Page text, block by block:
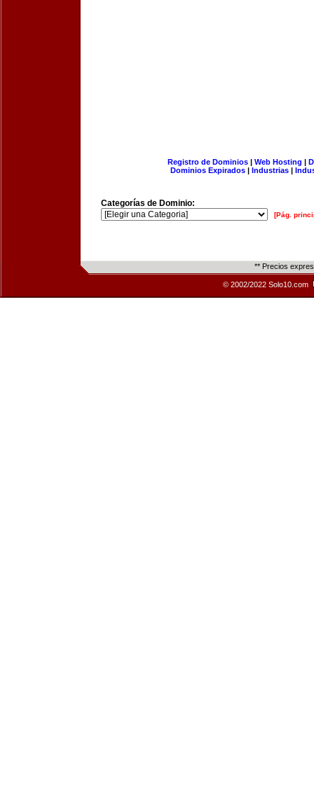
Registro de Dominios| Web Hosting |
Dominios Expirados | Industrias |
Categorías de Dominio:
[Pág.
** Precios
© 2002/2022 Solo10.com